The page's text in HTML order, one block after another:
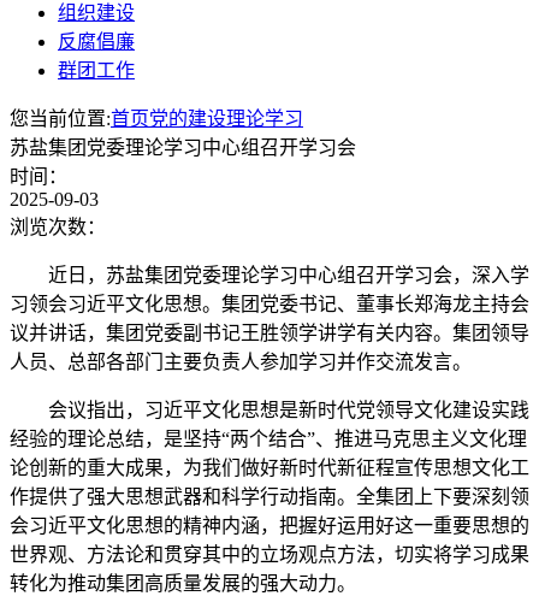
组织建设
反腐倡廉
群团工作
您当前位置:首页党的建设理论学习
苏盐集团党委理论学习中心组召开学习会
时间：
2025-09-03
浏览次数：
近日，苏盐集团党委理论学习中心组召开学习会，深入学
习领会习近平文化思想。集团党委书记、董事长郑海龙主持会
议并讲话，集团党委副书记王胜领学讲学有关内容。集团领导
人员、总部各部门主要负责人参加学习并作交流发言。
会议指出，习近平文化思想是新时代党领导文化建设实践
经验的理论总结，是坚持“两个结合”、推进马克思主义文化理
论创新的重大成果，为我们做好新时代新征程宣传思想文化工
作提供了强大思想武器和科学行动指南。全集团上下要深刻领
会习近平文化思想的精神内涵，把握好运用好这一重要思想的
世界观、方法论和贯穿其中的立场观点方法，切实将学习成果
转化为推动集团高质量发展的强大动力。